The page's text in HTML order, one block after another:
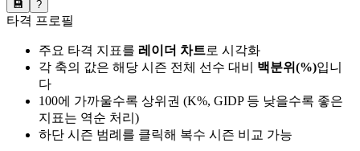
💾 ?
타격 프로필
주요 타격 지표를 레이더 차트로 시각화
각 축의 값은 해당 시즌 전체 선수 대비 백분위(%)입니
다
100에 가까울수록 상위권 (K%, GIDP 등 낮을수록 좋은
지표는 역순 처리)
하단 시즌 범례를 클릭해 복수 시즌 비교 가능